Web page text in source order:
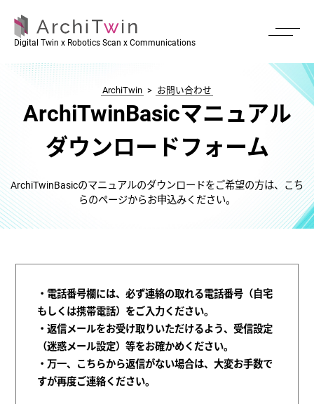
Digital Twin x Robotics Scan x Communications
ArchiTwin > お問い合わせ
ArchiTwinBasicマニュアル
ダウンロードフォーム
ArchiTwinBasicのマニュアルのダウンロードをご希望の方は、こち
らのページからお申込みください。
・電話番号欄には、必ず連絡の取れる電話番号（自宅
もしくは携帯電話）をご入力ください。
・返信メールをお受け取りいただけるよう、受信設定
（迷惑メール設定）等をお確かめください。
・万一、こちらから返信がない場合は、大変お手数で
すが再度ご連絡ください。